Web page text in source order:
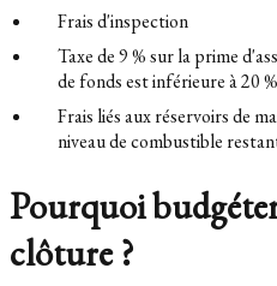
Frais d'inspection
Taxe de 9 % sur la prime
de fonds est inférieure à 20 %
Frais liés aux réservoirs de
niveau de combustible
Pourquoi
clôture ?